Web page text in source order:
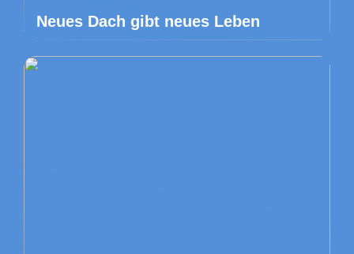
Neues Dach gibt neues Leben